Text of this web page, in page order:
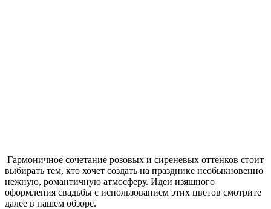
Гармоничное сочетание розовых и сиреневых оттенков стоит
выбирать тем, кто хочет создать на празднике необыкновенно
нежную, романтичную атмосферу. Идеи изящного
оформления свадьбы с использованием этих цветов смотрите
далее в нашем обзоре.